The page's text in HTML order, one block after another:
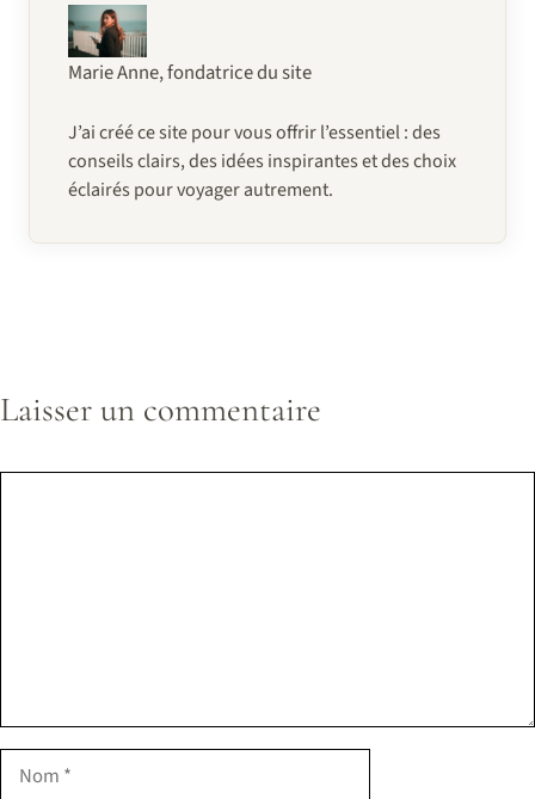
Marie Anne, fondatrice du site
J’ai créé ce site pour vous offrir l’essentiel : des
conseils clairs, des idées inspirantes et des choix
éclairés pour voyager autrement.
Laisser un commentaire
Nom